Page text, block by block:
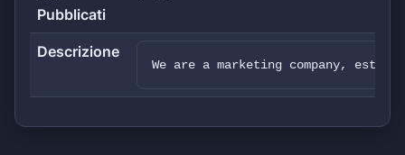
Pubblicati
Descrizione
We are a marketing company,